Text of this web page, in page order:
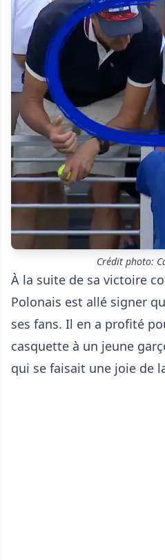
Crédit photo:
À la suite de sa victoire
Polonais est allé signer
ses fans. Il en a profité
casquette à un jeune
qui se faisait une joie de